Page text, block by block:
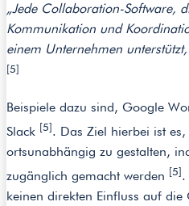
„Jede Collaboration-Software,
Kommunikation und
einem Unternehmen
[5]
Beispiele dazu sind, Google
Slack [5]. Das Ziel hierbei ist
ortsunabhängig zu gestalten,
zugänglich gemacht werden [5].
keinen direkten Einfluss auf